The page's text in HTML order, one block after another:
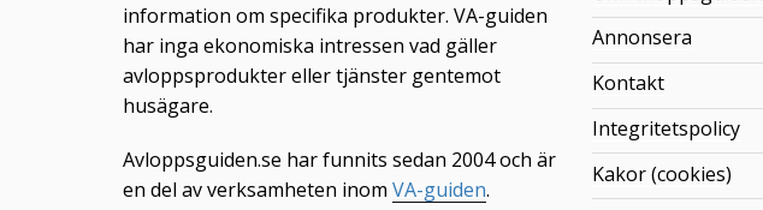
information om specifika produkter. VA-guiden
har inga ekonomiska intressen vad gäller
avloppsprodukter eller tjänster gentemot
husägare.
Avloppsguiden.se har funnits sedan 2004 och är
en del av verksamheten inom VA-guiden.
Annonsera
Kontakt
Integritetspolicy
Kakor (cookies)